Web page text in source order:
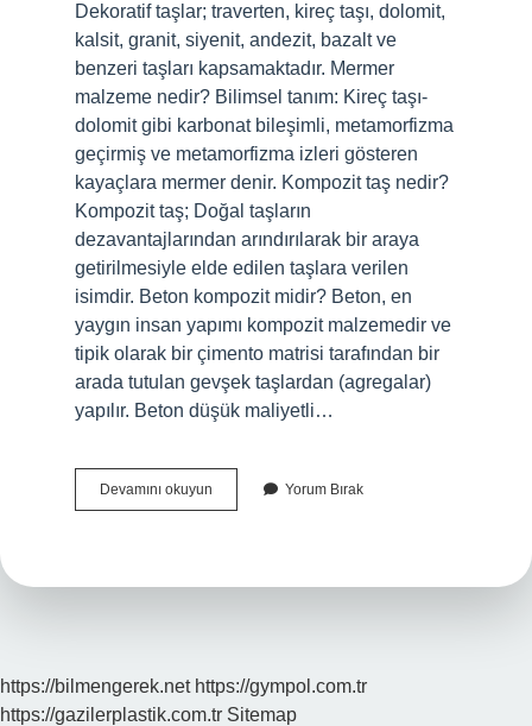
Dekoratif taşlar; traverten, kireç taşı, dolomit,
kalsit, granit, siyenit, andezit, bazalt ve
benzeri taşları kapsamaktadır. Mermer
malzeme nedir? Bilimsel tanım: Kireç taşı-
dolomit gibi karbonat bileşimli, metamorfizma
geçirmiş ve metamorfizma izleri gösteren
kayaçlara mermer denir. Kompozit taş nedir?
Kompozit taş; Doğal taşların
dezavantajlarından arındırılarak bir araya
getirilmesiyle elde edilen taşlara verilen
isimdir. Beton kompozit midir? Beton, en
yaygın insan yapımı kompozit malzemedir ve
tipik olarak bir çimento matrisi tarafından bir
arada tutulan gevşek taşlardan (agregalar)
yapılır. Beton düşük maliyetli…
Devamını okuyun
Kompozit
Yorum Bırak
https://bilmengerek.net https://gympol.com.tr
https://gazilerplastik.com.tr Sitemap